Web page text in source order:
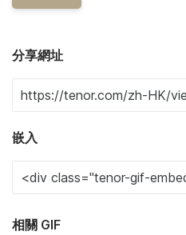
分享網址
嵌入
相關 GIF